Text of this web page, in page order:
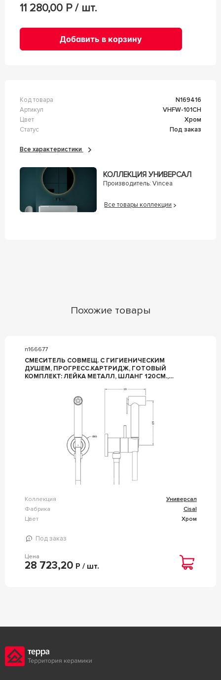
11 280,00 Р / шт.
Добавить в корзину
Код товара
n169416
Артикул
VHFW-101CH
Цвет
Хром
Статус
Под заказ
Все характеристики
КОЛЛЕКЦИЯ УНИВЕРСАЛ
Производитель: Vincea
Все товары коллекции
Похожие товары
n166677
СМЕСИТЕЛЬ СОВМЕЩ. С ГИГИЕНИЧЕСКИМ
ДУШЕМ, ПРОГРЕСС.КАРТРИДЖ, ГОТОВЫЙ
КОМПЛЕКТ: ЛЕЙКА МЕТАЛЛ, ШЛАНГ 120СМ.,
УНИВЕРСАЛ CV00797521
Коллекция
Универсал
Фабрика
Cisal
Цвет
Хром
Под заказ
Цена
28 723,20 Р / шт.